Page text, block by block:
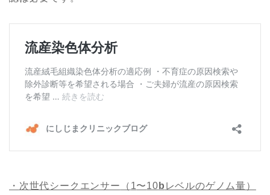
・ 次世代シークエンサー （ 1〜10 b レベルのゲノム量）